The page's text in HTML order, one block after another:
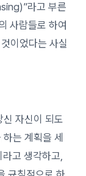
라고 부른
사람들로 하여
이었다는 사실
신 자신이 되도
는 계획을 세
고 생각하고,